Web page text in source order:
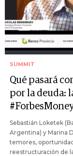
SUMMIT
Qué pasará
por la deuda:
Sebastián Loketek
Argentina) y Marina
temores,
reestructuración de